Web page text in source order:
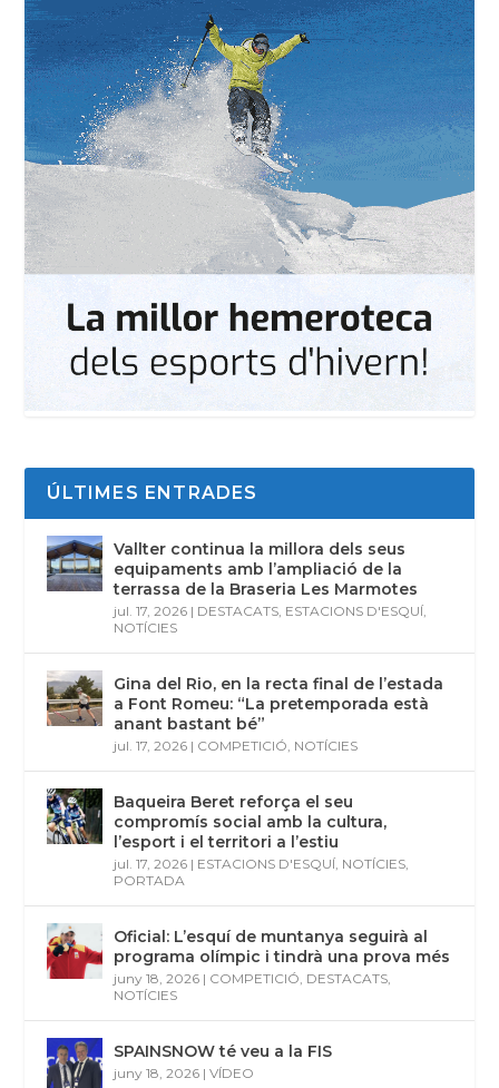
ÚLTIMES ENTRADES
Vallter continua la millora dels seus
equipaments amb l’ampliació de la
terrassa de la Braseria Les Marmotes
jul. 17, 2026 | DESTACATS, ESTACIONS D'ESQUÍ,
NOTÍCIES
Gina del Rio, en la recta final de l’estada
a Font Romeu: “La pretemporada està
anant bastant bé”
jul. 17, 2026 | COMPETICIÓ, NOTÍCIES
Baqueira Beret reforça el seu
compromís social amb la cultura,
l’esport i el territori a l’estiu
jul. 17, 2026 | ESTACIONS D'ESQUÍ, NOTÍCIES,
PORTADA
Oficial: L’esquí de muntanya seguirà al
programa olímpic i tindrà una prova més
juny 18, 2026 | COMPETICIÓ, DESTACATS,
NOTÍCIES
SPAINSNOW té veu a la FIS
juny 18, 2026 |VÍDEO